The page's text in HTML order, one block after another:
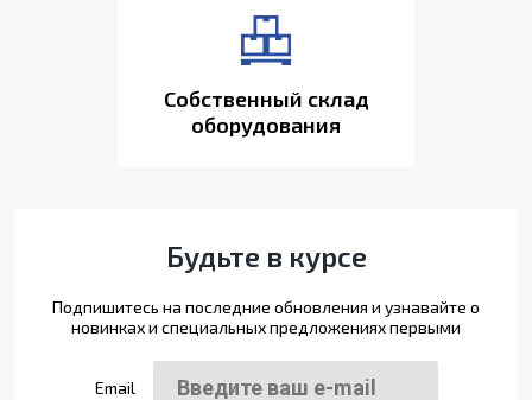
Собственный склад
оборудования
Будьте в курсе
Подпишитесь на последние обновления и узнавайте о
новинках и специальных предложениях первыми
Email